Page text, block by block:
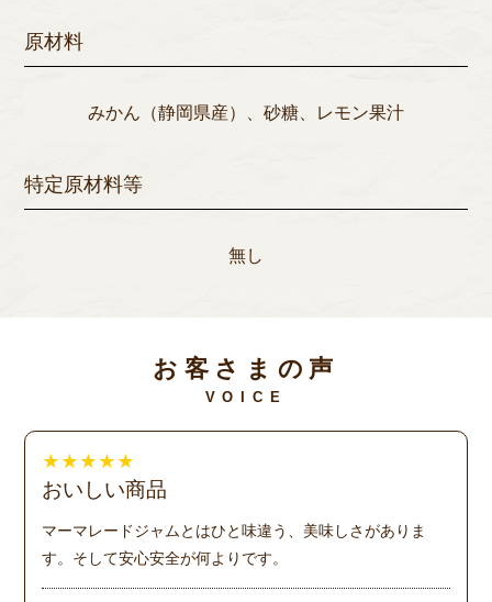
原材料
みかん（静岡県産）、砂糖、レモン果汁
特定原材料等
無し
お客さまの声
VOICE
★ ★ ★ ★ ★
おいしい商品
マーマレードジャムとはひと味違う、美味しさがありま
す。そして安心安全が何よりです。